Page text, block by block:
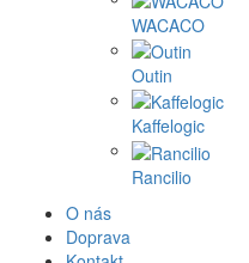
WACACO
Outin
Kaffelogic
Rancilio
O nás
Doprava